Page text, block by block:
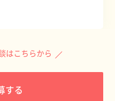
はこちらから
する